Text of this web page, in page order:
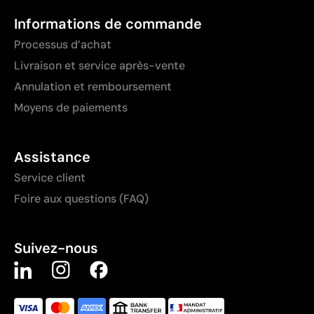
Informations de commande
Processus d’achat
Livraison et service après-vente
Annulation et remboursement
Moyens de paiements
Assistance
Service client
Foire aux questions (FAQ)
Suivez-nous